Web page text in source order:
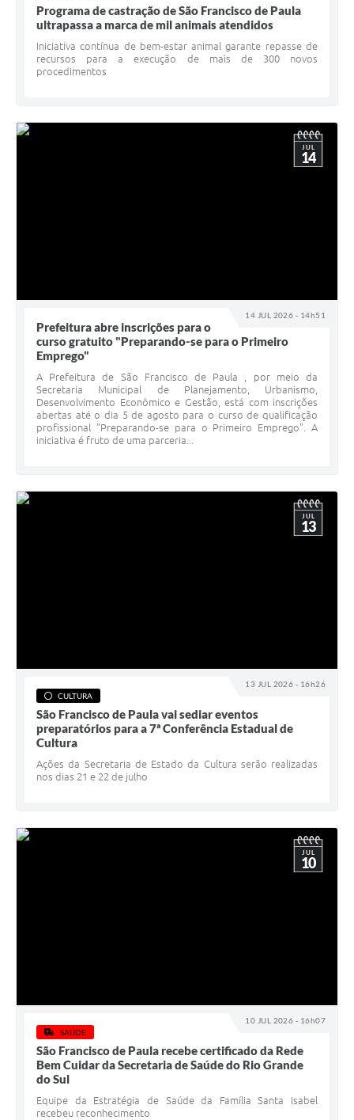
Programa de castração de São Francisco de Paula
ultrapassa a marca de mil animais atendidos
Iniciativa contínua de bem-estar animal garante repasse de
recursos para a execução de mais de 300 novos
procedimentos
14 JUL 2026 - 14h51
JUL
14
Prefeitura abre inscrições para o
curso gratuito "Preparando-se para o Primeiro
Emprego"
A Prefeitura de São Francisco de Paula , por meio da
Secretaria Municipal de Planejamento, Urbanismo,
Desenvolvimento Econômico e Gestão, está com inscrições
abertas até o dia 5 de agosto para o curso de qualificação
profissional "Preparando-se para o Primeiro Emprego". A
iniciativa é fruto de uma parceria...
13 JUL 2026 - 16h26
JUL
13
CULTURA
São Francisco de Paula vai sediar eventos
preparatórios para a 7ª Conferência Estadual de
Cultura
Ações da Secretaria de Estado da Cultura serão realizadas
nos dias 21 e 22 de julho
10 JUL 2026 - 16h07
JUL
10
SAÚDE
São Francisco de Paula recebe certificado da Rede
Bem Cuidar da Secretaria de Saúde do Rio Grande
do Sul
Equipe da Estratégia de Saúde da Família Santa Isabel
recebeu reconhecimento